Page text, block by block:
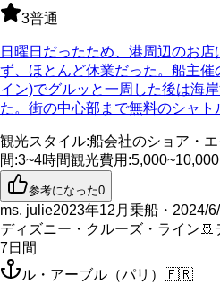
3普通
日曜日だったため、港周辺のお
ず、ほとんど休業だった。船主
イン)でグルッと一周した後は海
た。街の中心部まで無料のシャト
観光スタイル:船会社のショア・
間:3~4時間観光費用 :5,000~10,000
参考になった0
ms. julie2023年12月乗船・2024/
ディズニー・クルーズ・ライン 🚢
7日間
ル・アーブル（パリ） 🇫🇷